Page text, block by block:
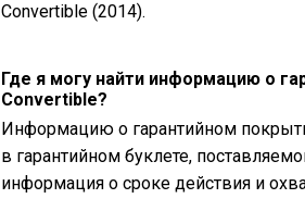
Convertible (2014).
Где я могу найти информацию о
Convertible?
Информацию о гарантийном
в гарантийном буклете,
информация о сроке действия и